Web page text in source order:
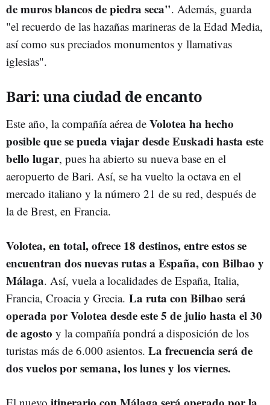
de muros blancos de piedra seca". Además, guarda
"el recuerdo de las hazañas marineras de la Edad Media,
así como sus preciados monumentos y llamativas
iglesias".
Bari: una ciudad de encanto
Este año, la compañía aérea de Volotea ha hecho
posible que se pueda viajar desde Euskadi hasta este
bello lugar, pues ha abierto su nueva base en el
aeropuerto de Bari. Así, se ha vuelto la octava en el
mercado italiano y la número 21 de su red, después de
la de Brest, en Francia.
Volotea, en total, ofrece 18 destinos, entre estos se
encuentran dos nuevas rutas a España, con Bilbao y
Málaga. Así, vuela a localidades de España, Italia,
Francia, Croacia y Grecia. La ruta con Bilbao será
operada por Volotea desde este 5 de julio hasta el 30
de agosto y la compañía pondrá a disposición de los
turistas más de 6.000 asientos. La frecuencia será de
dos vuelos por semana, los lunes y los viernes.